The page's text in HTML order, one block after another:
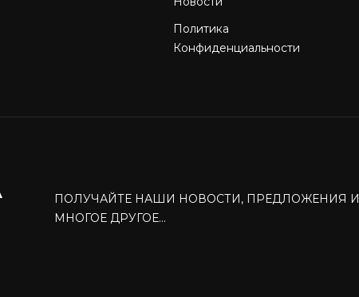
Политика
Конфиденциальности
ПОЛУЧАЙТЕ НАШИ НОВОСТИ, ПРЕДЛОЖЕНИЯ И
МНОГОЕ ДРУГОЕ...